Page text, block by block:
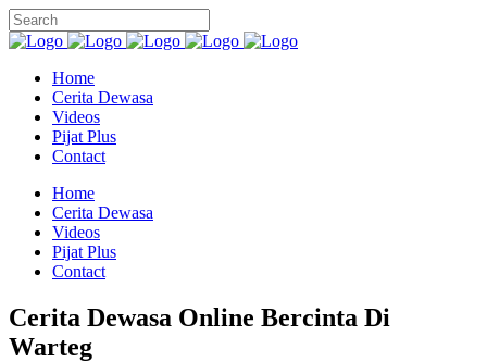
Home
Cerita Dewasa
Videos
Pijat Plus
Contact
Home
Cerita Dewasa
Videos
Pijat Plus
Contact
Cerita Dewasa Online Bercinta Di
Warteg